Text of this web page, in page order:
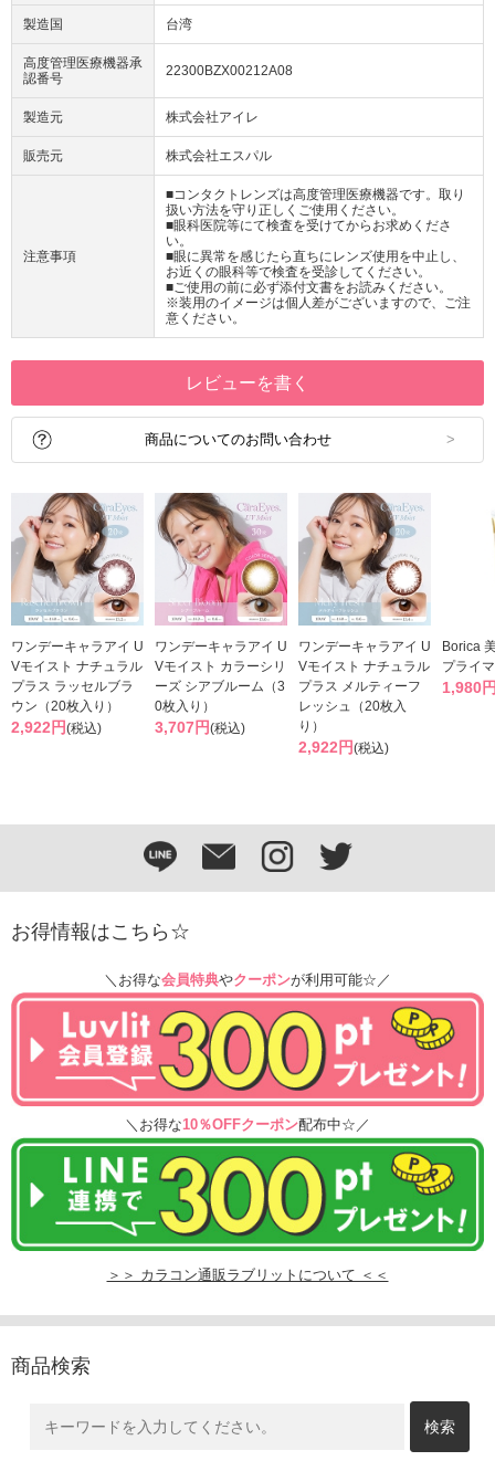
製造国 台湾
高度管理医療機器承
認番号
22300BZX00212A08
製造元 株式会社アイレ
販売元 株式会社エスパル
注意事項
■コンタクトレンズは高度管理医療機器です。取り
扱い方法を守り正しくご使用ください。
■眼科医院等にて検査を受けてからお求めくださ
い。
■眼に異常を感じたら直ちにレンズ使用を中止し、
お近くの眼科等で検査を受診してください。
■ご使用の前に必ず添付文書をお読みください。
※装用のイメージは個人差がございますので、ご注
意ください。
レビューを書く
商品についてのお問い合わせ
ワンデーキャラアイ U
Vモイスト ナチュラル
プラス ラッセルブラ
ウン（20枚入り）
2,922円(税込)
ワンデーキャラアイ U
Vモイスト カラーシリ
ーズ シアブルーム（3
0枚入り）
3,707円(税込)
ワンデーキャラアイ U
Vモイスト ナチュラル
プラス メルティーフ
レッシュ（20枚入
り）
2,922円(税込)
Borica
プライ
1,980
お得情報はこちら☆
＼お得な会員特典やクーポンが利用可能☆／
＼お得な10％OFFクーポン配布中☆／
＞＞ カラコン通販ラブリットについて ＜＜
商品検索